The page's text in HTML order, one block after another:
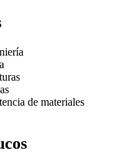
de materiales